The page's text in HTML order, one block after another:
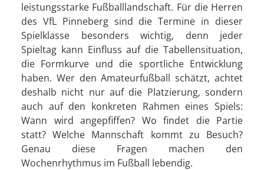
leistungsstarke Fußballlandschaft. Für die Herren
des VfL Pinneberg sind die Termine in dieser
Spielklasse besonders wichtig, denn jeder
Spieltag kann Einfluss auf die Tabellensituation,
die Formkurve und die sportliche Entwicklung
haben. Wer den Amateurfußball schätzt, achtet
deshalb nicht nur auf die Platzierung, sondern
auch auf den konkreten Rahmen eines Spiels:
Wann wird angepfiffen? Wo findet die Partie
statt? Welche Mannschaft kommt zu Besuch?
Genau diese Fragen machen den
Wochenrhythmus im Fußball lebendig.